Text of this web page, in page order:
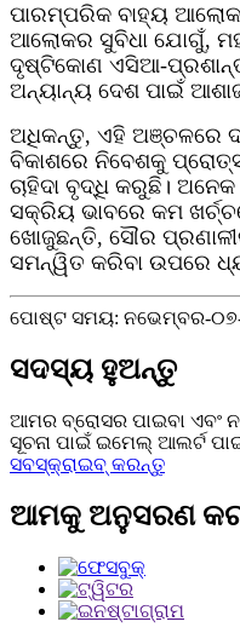
ପାରମ୍ପରିକ ବାହ୍ୟ ଆଲୋକ
ଆଲୋକର ସୁବିଧା ଯୋଗୁଁ,
ଦୃଷ୍ଟିକୋଣ ଏସିଆ-
ଅନ୍ୟାନ୍ୟ ଦେଶ ପାଇଁ
ଅଧିକନ୍ତୁ, ଏହି ଅଞ୍ଚଳରେ
ବିକାଶରେ ନିବେଶକୁ
ଚାହିଦା ବୃଦ୍ଧି କରୁଛି। ଅନେକ
ସକ୍ରିୟ ଭାବରେ କମ
ଖୋଜୁଛନ୍ତି, ସୌର
ସମନ୍ୱିତ କରିବା ଉପରେ
ପୋଷ୍ଟ ସମୟ: ନଭେମ୍ବର-
ସଦସ୍ୟ ହୁଅନ୍ତୁ
ଆମର ବ୍ରୋସର ପାଇବା ଏବଂ
ସୂଚନା ପାଇଁ ଇମେଲ୍ ଆଲର୍ଟ
ସବସ୍କ୍ରାଇବ୍ କରନ୍ତୁ
ଆମକୁ ଅନୁସରଣ